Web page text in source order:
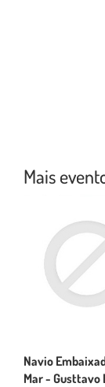
Mais
Navio
Mar - Gusttavo